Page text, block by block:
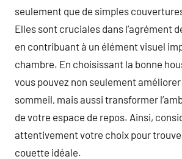
seulement que de simples
Elles sont cruciales dans l’agrément
en contribuant à un élément visuel
chambre. En choisissant la bonne
vous pouvez non seulement
sommeil, mais aussi transformer
de votre espace de repos. Ainsi,
attentivement votre choix pour
couette idéale.